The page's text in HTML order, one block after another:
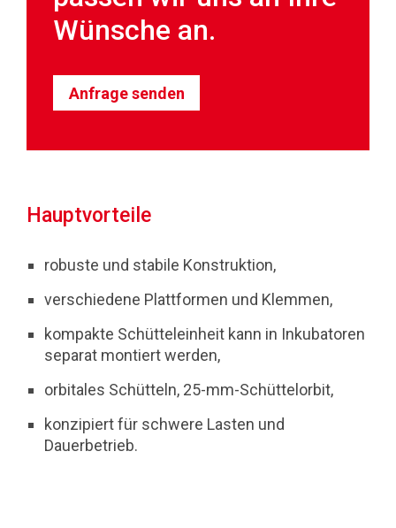
Wünsche an.
Anfrage senden
Hauptvorteile
robuste und stabile Konstruktion,
verschiedene Plattformen und Klemmen,
kompakte Schütteleinheit kann in Inkubatoren
separat montiert werden,
orbitales Schütteln, 25-mm-Schüttelorbit,
konzipiert für schwere Lasten und
Dauerbetrieb.